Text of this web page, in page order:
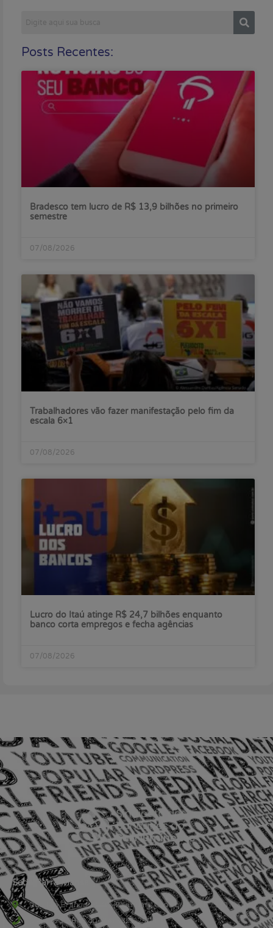
Posts Recentes:
Bradesco tem lucro de R$ 13,9 bilhões no primeiro
semestre
07/08/2026
Trabalhadores vão fazer manifestação pelo fim da
escala 6×1
07/08/2026
Lucro do Itaú atinge R$ 24,7 bilhões enquanto
banco corta empregos e fecha agências
07/08/2026
Sede Barra Mansa
Rua Rio Branco, nº107 (2º andar), Centro - Cep: 27.330-030
(24) 3323-2848 ou (24) 3323-2500